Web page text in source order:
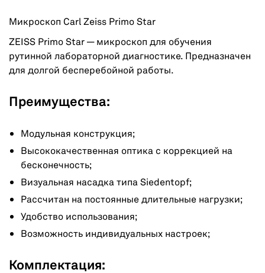
Микроскоп Carl Zeiss Primo Star
ZEISS Primo Star — микроскоп для обучения
рутинной лабораторной диагностике. Предназначен
для долгой бесперебойной работы.
Преимущества:
Модульная конструкция;
Высококачественная оптика с коррекцией на
бесконечность;
Визуальная насадка типа Siedentopf;
Рассчитан на постоянные длительные нагрузки;
Удобство использования;
Возможность индивидуальных настроек;
Комплектация: